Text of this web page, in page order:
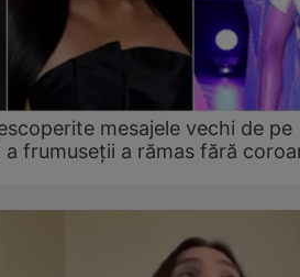
mesajele vechi de pe
frumuseții a rămas fără